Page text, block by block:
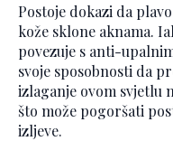
Postoje dokazi da
kože sklone aknama.
povezuje s anti-
svoje sposobnosti da
izlaganje ovom svjetlu
što može pogoršati
izljeve.